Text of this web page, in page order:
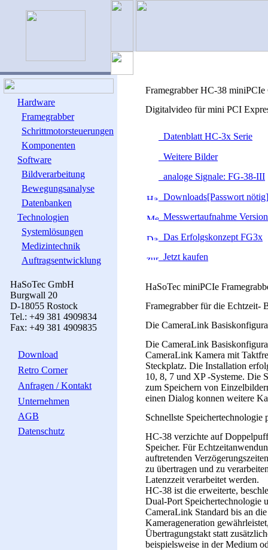
Hardware
Framegrabber
Schrittmotorsteuerungen
Komponenten
Software
Bildverarbeitung
Bewegungsanalyse
Datenbanken
Technologien
Systemlösungen
Medizintechnik
Auftragsentwicklung
HaSoTec GmbH
Burgwall 20
D-18055 Rostock
Tel.: +49 381 4909834
Fax: +49 381 4909835
Download
Retro Corner
Anfragen / Kontakt
Unternehmen
AGB
Datenschutz
Framegrabber HC-38
Digitalvideo für mini PCI
Datenblatt HC-3x Serie
Weitere Bilder
analoge Signale: FG-38-III
Downloads[Passwort nötig]
Messwertaufnahme
Das Erfolgskonzept FG3x
Jetzt kaufen
HaSoTec miniPCIe
Framegrabber für die Echtzeit-
Die CameraLink
Die CameraLink
CameraLink Kamera mit
Steckplatz. Die Installation
10, 8, 7 und XP -Systeme. Die
zum Speichern von
einen Dialog konnen weitere
Schnellste Speichertechnologie
HC-38 verzichte auf
Speicher. Für
auftretenden
zu übertragen und zu
Latenzzeit verarbeitet werden.
HC-38 ist die erweiterte,
Dual-Port Speichertechnologie
CameraLink Standard bis an
Kamerageneration
Übertragungstakt statt
beispielsweise in der Medium